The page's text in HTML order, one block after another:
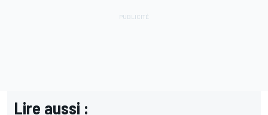
Lire aussi :